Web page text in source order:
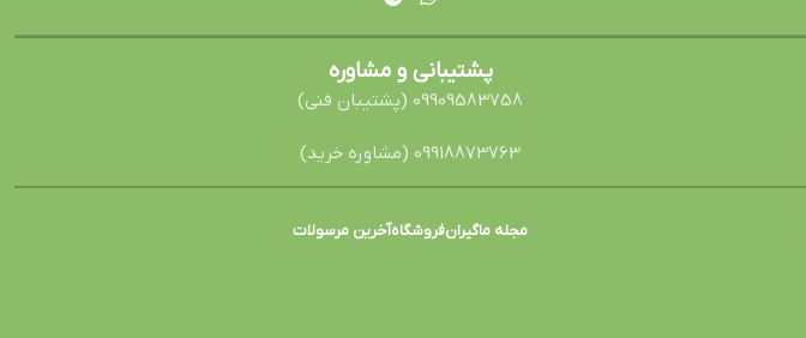
پشتیبانی و مشاوره
09909583758 (پشتیبان فنی)
09918873763 (مشاوره خرید)
مجله ماگیرانفروشگاهآخرین مرسولات